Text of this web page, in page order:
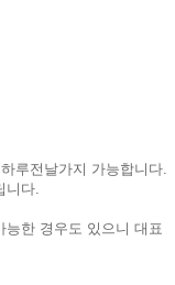
루전날가지 가능합니다.
니다.
능한 경우도 있으니 대표